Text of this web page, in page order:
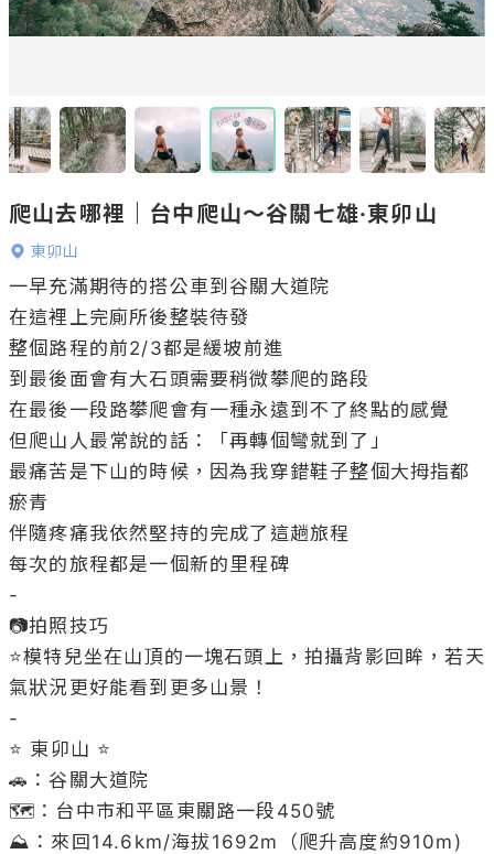
爬山去哪裡｜台中爬山～谷關七雄·東卯山
東卯山
一早充滿期待的搭公車到谷關大道院
在這裡上完廁所後整裝待發
整個路程的前2/3都是緩坡前進
到最後面會有大石頭需要稍微攀爬的路段
在最後一段路攀爬會有一種永遠到不了終點的感覺
但爬山人最常說的話：「再轉個彎就到了」
最痛苦是下山的時候，因為我穿錯鞋子整個大拇指都
瘀青
伴隨疼痛我依然堅持的完成了這趟旅程
每次的旅程都是一個新的里程碑
-
📷拍照技巧
⭐️模特兒坐在山頂的一塊石頭上，拍攝背影回眸，若天
氣狀況更好能看到更多山景！
-
⭐️ 東卯山 ⭐️
🚗：谷關大道院
🗺：台中市和平區東關路一段450號
⛰️：來回14.6km/海拔1692m（爬升高度約910m)